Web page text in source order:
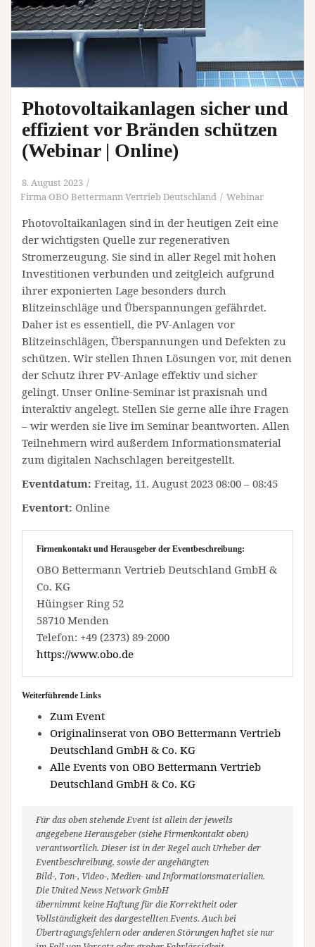
Photovoltaikanlagen sicher und
effizient vor Bränden schützen
(Webinar | Online)
8. August 2023
Firma OBO Bettermann Vertrieb Deutschland
Webinar
Photovoltaikanlagen sind in der heutigen Zeit eine
der wichtigsten Quelle zur regenerativen
Stromerzeugung. Sie sind in aller Regel mit hohen
Investitionen verbunden und zeitgleich aufgrund
ihrer exponierten Lage besonders durch
Blitzeinschläge und Überspannungen gefährdet.
Daher ist es essentiell, die PV-Anlagen vor
Blitzeinschlägen, Überspannungen und Defekten zu
schützen. Wir stellen Ihnen Lösungen vor, mit denen
der Schutz ihrer PV-Anlage effektiv und sicher
gelingt. Unser Online-Seminar ist praxisnah und
interaktiv angelegt. Stellen Sie gerne alle ihre Fragen
– wir werden sie live im Seminar beantworten. Allen
Teilnehmern wird außerdem Informationsmaterial
zum digitalen Nachschlagen bereitgestellt.
Eventdatum: Freitag, 11. August 2023 08:00 – 08:45
Eventort: Online
Firmenkontakt und Herausgeber der Eventbeschreibung:
OBO Bettermann Vertrieb Deutschland GmbH &
Co. KG
Hüingser Ring 52
58710 Menden
Telefon: +49 (2373) 89-2000
https://www.obo.de
Weiterführende Links
Zum Event
Originalinserat von OBO Bettermann Vertrieb
Deutschland GmbH & Co. KG
Alle Events von OBO Bettermann Vertrieb
Deutschland GmbH & Co. KG
Für das oben stehende Event ist allein der jeweils
angegebene Herausgeber (siehe Firmenkontakt oben)
verantwortlich. Dieser ist in der Regel auch Urheber der
Eventbeschreibung, sowie der angehängten
Bild-, Ton-, Video-, Medien- und Informationsmaterialien.
Die United News Network GmbH
übernimmt keine Haftung für die Korrektheit oder
Vollständigkeit des dargestellten Events. Auch bei
Übertragungsfehlern oder anderen Störungen haftet sie nur